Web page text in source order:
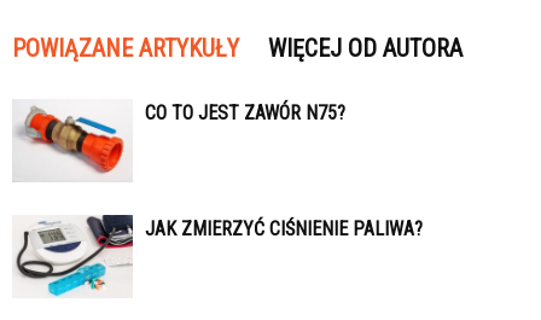
POWIĄZANE ARTYKUŁY WIĘCEJ OD AUTORA
CO TO JEST ZAWÓR N75?
JAK ZMIERZYĆ CIŚNIENIE PALIWA?